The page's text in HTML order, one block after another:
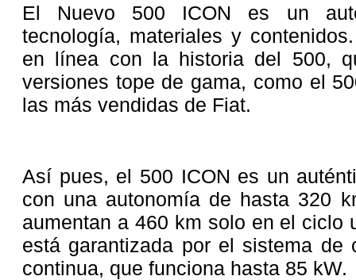
El Nuevo 500 ICON es un
tecnología, materiales y
en línea con la historia del 500,
versiones tope de gama, como el
las más vendidas de Fiat.
Así pues, el 500 ICON es un
con una autonomía de hasta 320
aumentan a 460 km solo en el ciclo
está garantizada por el sistema de
continua, que funciona hasta 85 kW.